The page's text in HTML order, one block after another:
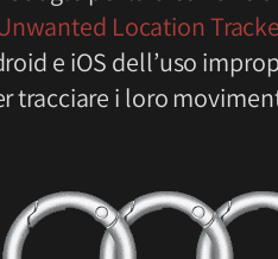
Location
e iOS dell’uso
tracciare i loro